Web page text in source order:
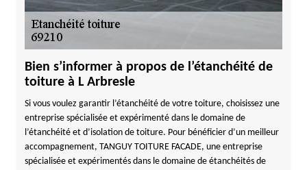
Bien s’informer à propos de l’étanchéité de
toiture à L Arbresle
Si vous voulez garantir l’étanchéité de votre toiture, choisissez une
entreprise spécialisée et expérimenté dans le domaine de
l’étanchéité et d’isolation de toiture. Pour bénéficier d’un meilleur
accompagnement, TANGUY TOITURE FACADE, une entreprise
spécialisée et expérimentés dans le domaine de étanchéités de